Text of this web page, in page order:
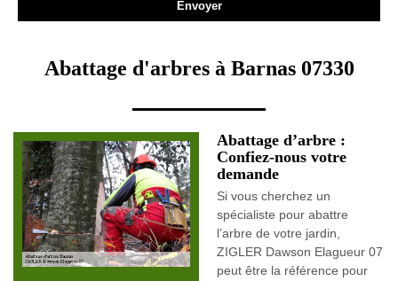
Abattage d'arbres à Barnas 07330
Abattage d’arbre :
Confiez-nous votre
demande
Si vous cherchez un
spécialiste pour abattre
l’arbre de votre jardin,
ZIGLER Dawson Elagueur 07
peut être la référence pour